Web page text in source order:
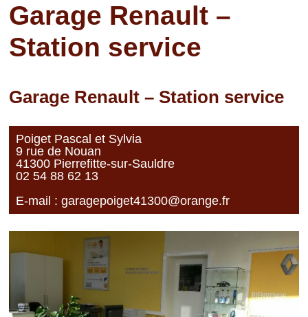
Découvrir Pierrefitte
Vos professionnels
Loisirs
Garage Renault –
Station service
Garage Renault – Station service
Poiget Pascal et Sylvia
9 rue de Nouan
41300 Pierrefitte-sur-Sauldre
02 54 88 62 13
E-mail :garagepoiget41300@orange.fr